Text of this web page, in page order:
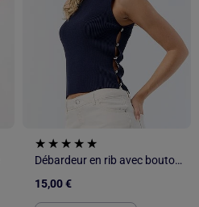
Débardeur en rib avec boutons bijoux
15,00 €